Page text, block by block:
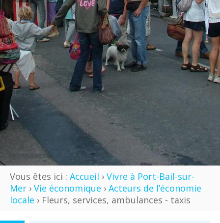
Vous êtes ici : Accueil › Vivre à Port-Bail-sur-
Mer › Vie économique › Acteurs de l’économie
locale › Fleurs, services, ambulances - taxis